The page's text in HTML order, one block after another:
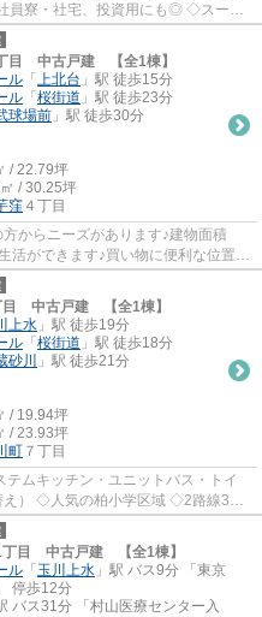
員寮・社宅、投資用にも◎ ◇スーパ
学校徒歩約6分
目 中古戸建 【全1棟】
ル 「 上北台 」駅 徒歩15分
ル 「 桜街道 」駅 徒歩23分
球場前 」駅 徒歩30分
/ 22.79坪
/ 30.25坪
窪 ４丁目
からニーズがあります♪建物面積
活ができます♪買い物に便利な位置に
所にある...
目 中古戸建 【全1棟】
上水 」駅 徒歩19分
ル 「 桜街道 」駅 徒歩18分
砂川
」駅 徒歩21分
/ 19.94坪
/ 23.93坪
町 ７丁目
ムキッチン・ユニットバス・トイ
え） ◇人気の柏小学区域 ◇2路線3駅
ンビニ、ス...
丁目 中古戸建 【全1棟】
ル 「 玉川上水 」駅 バス9分 「東京
停歩12分
バス31分 「村山医療センター入